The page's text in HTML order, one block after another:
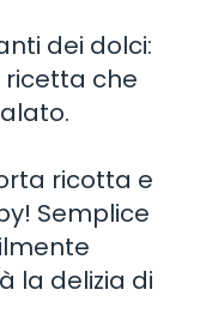
dei dolci:
ricetta che
ricotta e
Semplice
la delizia di